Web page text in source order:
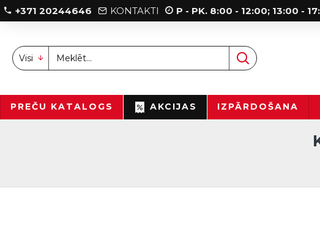
+371 20244646 KONTAKTI P - PK. 8:00 - 12:00; 13:00 -
Visi
PREČU KATALOGS AKCIJAS IZPĀRDOŠANA